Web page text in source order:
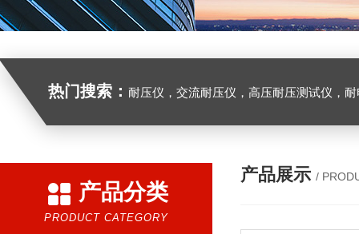
热门搜索： 耐压仪，交流耐压仪，高压耐压测试仪，
产品分类
PRODUCT CATEGORY
产品展示 /